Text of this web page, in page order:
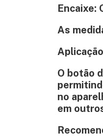
Encaixe:
As
O botão
no
em